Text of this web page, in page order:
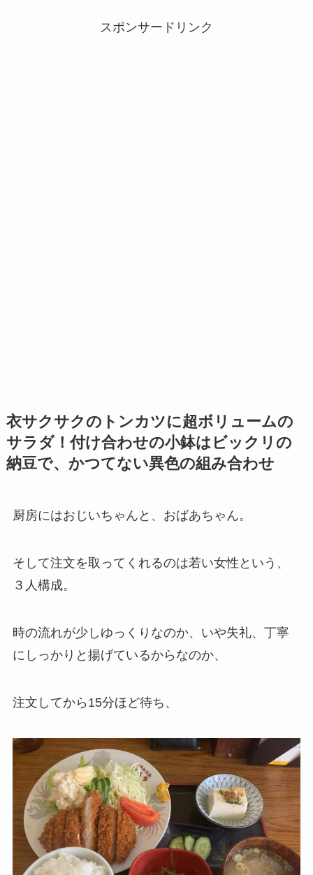
スポンサードリンク
衣サクサクのトンカツに超ボリュームの
サラダ！付け合わせの小鉢はビックリの
納豆で、かつてない異色の組み合わせ
厨房にはおじいちゃんと、おばあちゃん。
そして注文を取ってくれるのは若い女性という、
３人構成。
時の流れが少しゆっくりなのか、いや失礼、丁寧
にしっかりと揚げているからなのか、
注文してから15分ほど待ち、